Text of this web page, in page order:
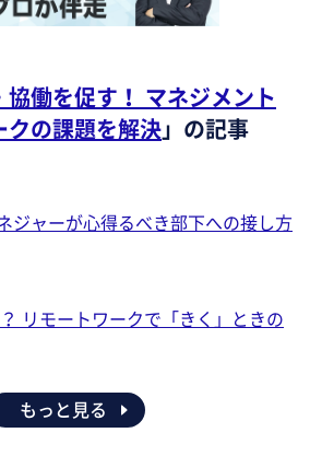
働を促す！ マネジメント
クの課題を解決」の記事
ジャーが心得るべき部下への接し方
リモートワークで「きく」ときの
もっと見る